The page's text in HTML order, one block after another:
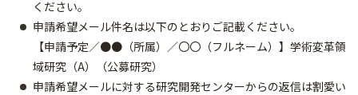
ください。
申請希望メール件名は以下のとおりご記載ください。
【申請予定／●●（所属）／〇〇（フルネーム）】学術変革領
域研究（A）（公募研究）
申請希望メールに対する研究開発センターからの返信は割愛い